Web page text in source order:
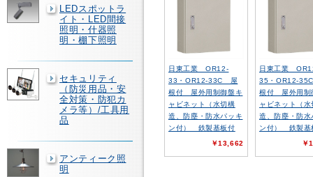
LEDスポットラ
イト・LED間接
照明・什器照
明・棚下照明
セキュリティ
（防災用品・安
全対策・防犯カ
メラ等）/工具用
品
アンティーク照
明
日東工業 OR12-
33・OR12-33C 屋
根付 屋外用制御盤キ
ャビネット（水切構
造、防塵・防水パッキ
ン付） 鉄製基板付
￥13,662
日東工業
35・OR12-
根付 屋外用制
ャビネット（水
造、防塵・防水
ン付） 鉄製基
￥